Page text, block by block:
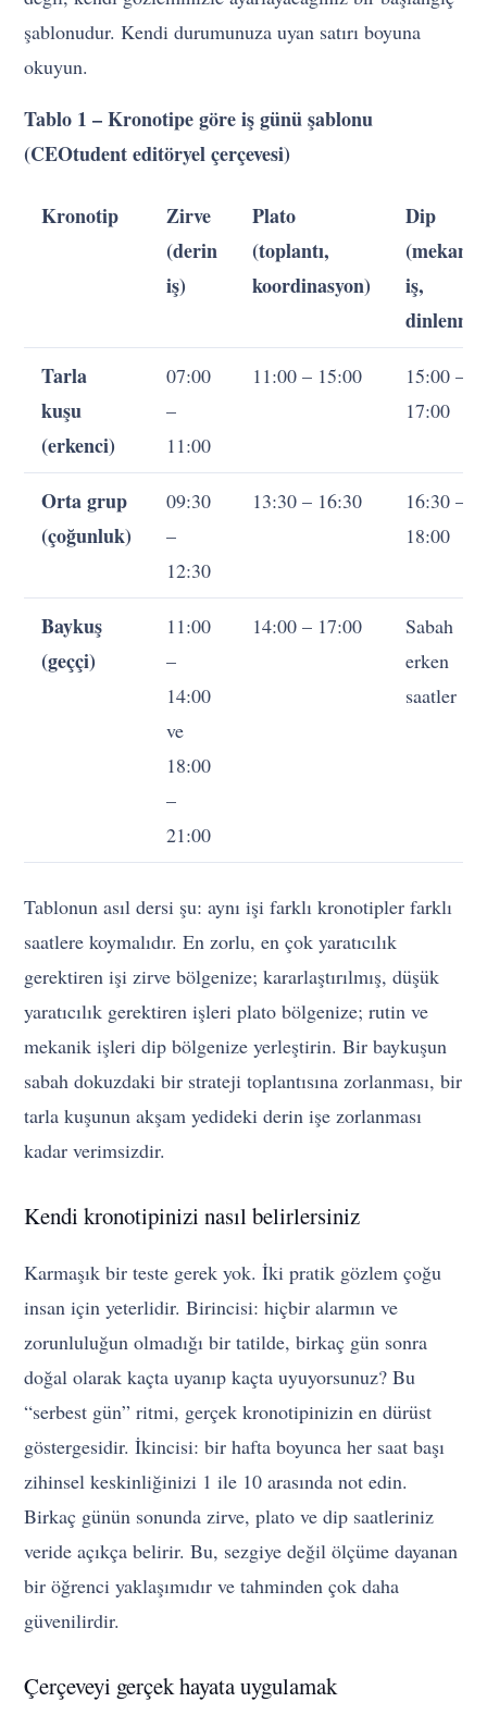
şablonudur. Kendi durumunuza uyan satırı boyuna
okuyun.
Tablo 1 – Kronotipe göre iş günü şablonu
(CEOtudent editöryel çerçevesi)
Kronotip
Zirve
(derin
iş)
Plato
(toplantı,
koordinasyon)
Dip
(mekanik
iş,
Tarla
kuşu
(erkenci)
07:00
–
11:00
11:00 – 15:00
15:00 –
17:00
Orta grup
(çoğunluk)
09:30
–
12:30
13:30 – 16:30
16:30 –
18:00
Baykuş
(geççi)
11:00
–
14:00
ve
18:00
–
21:00
14:00 – 17:00
Sabah
erken
saatler
Tablonun asıl dersi şu: aynı işi farklı kronotipler farklı
saatlere koymalıdır. En zorlu, en çok yaratıcılık
gerektiren işi zirve bölgenize; kararlaştırılmış, düşük
yaratıcılık gerektiren işleri plato bölgenize; rutin ve
mekanik işleri dip bölgenize yerleştirin. Bir baykuşun
sabah dokuzdaki bir strateji toplantısına zorlanması, bir
tarla kuşunun akşam yedideki derin işe zorlanması
kadar verimsizdir.
Kendi kronotipinizi nasıl belirlersiniz
Karmaşık bir teste gerek yok. İki pratik gözlem çoğu
insan için yeterlidir. Birincisi: hiçbir alarmın ve
zorunluluğun olmadığı bir tatilde, birkaç gün sonra
doğal olarak kaçta uyanıp kaçta uyuyorsunuz? Bu
“serbest gün” ritmi, gerçek kronotipinizin en dürüst
göstergesidir. İkincisi: bir hafta boyunca her saat başı
zihinsel keskinliğinizi 1 ile 10 arasında not edin.
Birkaç günün sonunda zirve, plato ve dip saatleriniz
veride açıkça belirir. Bu, sezgiye değil ölçüme dayanan
bir öğrenci yaklaşımıdır ve tahminden çok daha
güvenilirdir.
Çerçeveyi gerçek hayata uygulamak